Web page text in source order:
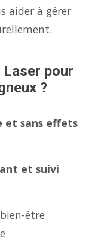
aider à gérer
pour
?
et sans effets
et suivi
être